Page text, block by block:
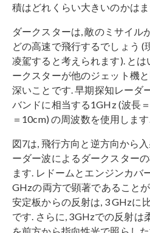
積はどれくらい大きいのかは
ダークスターは, 敵のミサイル
どの高速で飛行するでしょう (
凌駕すると考えられます). と
ークスターが他のジェット機
深いことです. 早期探知レーダ
バンドに相当する1GHz (波長
＝10cm) の周波数を使用しま
図7は, 飛行方向と逆方向から
ーダー波によるダークスター
ます. レドームとエンジンカバ
GHzの両方で顕著であること
安定板からの反射は, 3 GHzに
です. さらに, 3GHzでの反射は